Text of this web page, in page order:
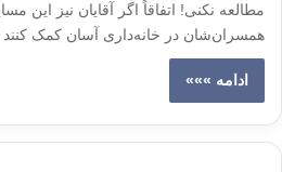
مطالعه نکنی! اتفاقاً اگر آقایان نیز این
همسران‌شان در خانه‌داری آسان کمک کنند
ادامه »»»